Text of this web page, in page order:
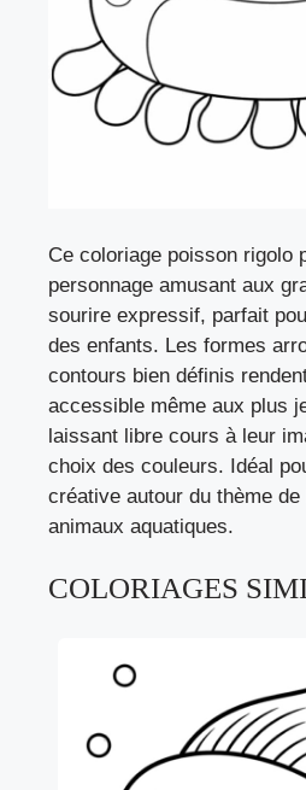
Ce coloriage poisson rigolo
personnage amusant aux
sourire expressif, parfait
des enfants. Les formes
contours bien définis
accessible même aux plus
laissant libre cours à leur
choix des couleurs. Idéal
créative autour du thème
animaux aquatiques.
COLORIAGES